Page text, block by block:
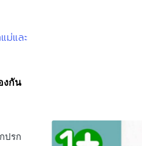
ม่และ
งกัน
ปรก